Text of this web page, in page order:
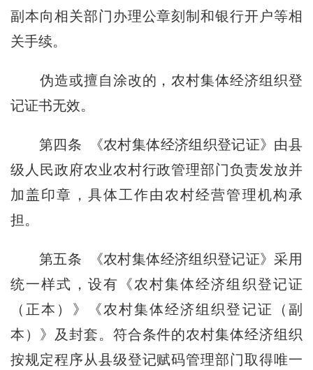
副本向相关部门办理公章刻制和银行开户等相
关手续。
伪造或擅自涂改的，农村集体经济组织登
记证书无效。
第四条 《农村集体经济组织登记证》由县
级人民政府农业农村行政管理部门负责发放并
加盖印章，具体工作由农村经营管理机构承
担。
第五条 《农村集体经济组织登记证》采用
统一样式，设有《农村集体经济组织登记证
（正本）》《农村集体经济组织登记证（副
本）》及封套。符合条件的农村集体经济组织
按规定程序从县级登记赋码管理部门取得唯一